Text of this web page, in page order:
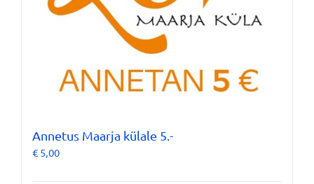
Annetus Maarja külale 5.-
€ 5,00